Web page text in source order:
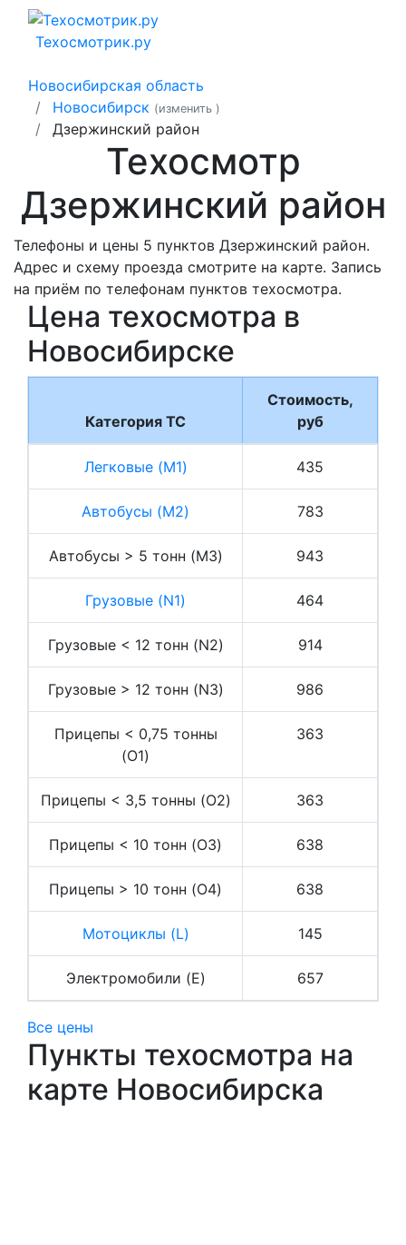
Техосмотрик.ру
Новосибирская область
Новосибирск (изменить )
Дзержинский район
Техосмотр
Дзержинский район
Телефоны и цены 5 пунктов Дзержинский район.
Адрес и схему проезда смотрите на карте. Запись
на приём по телефонам пунктов техосмотра.
Цена техосмотра в
Новосибирске
Категория ТС
Стоимость,
руб
Легковые (M1) 435
Автобусы (M2) 783
Автобусы > 5 тонн (M3) 943
Грузовые (N1) 464
Грузовые < 12 тонн (N2) 914
Грузовые > 12 тонн (N3) 986
Прицепы < 0,75 тонны
(O1)
363
Прицепы < 3,5 тонны (O2) 363
Прицепы < 10 тонн (O3) 638
Прицепы > 10 тонн (O4) 638
Мотоциклы (L) 145
Электромобили (E) 657
Все цены
Пункты техосмотра на
карте Новосибирска